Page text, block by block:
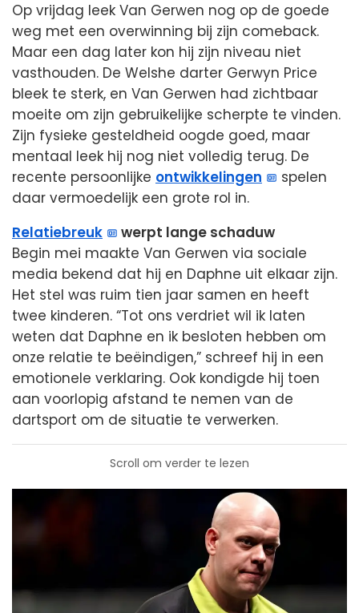
Op vrijdag leek Van Gerwen nog op de goede
weg met een overwinning bij zijn comeback.
Maar een dag later kon hij zijn niveau niet
vasthouden. De Welshe darter Gerwyn Price
bleek te sterk, en Van Gerwen had zichtbaar
moeite om zijn gebruikelijke scherpte te vinden.
Zijn fysieke gesteldheid oogde goed, maar
mentaal leek hij nog niet volledig terug. De
recente persoonlijke ontwikkelingen
spelen
daar vermoedelijk een grote rol in.
Relatiebreuk
werpt lange schaduw
Begin mei maakte Van Gerwen via sociale
media bekend dat hij en Daphne uit elkaar zijn.
Het stel was ruim tien jaar samen en heeft
twee kinderen. “Tot ons verdriet wil ik laten
weten dat Daphne en ik besloten hebben om
onze relatie te beëindigen,” schreef hij in een
emotionele verklaring. Ook kondigde hij toen
aan voorlopig afstand te nemen van de
dartsport om de situatie te verwerken.
Scroll om verder te lezen